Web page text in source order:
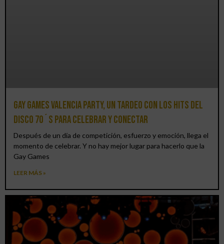
Gay Games Valencia Party, un tardeo con los hits del
DISCO 70´S para celebrar y conectar
Después de un día de competición, esfuerzo y emoción, llega el
momento de celebrar. Y no hay mejor lugar para hacerlo que la
Gay Games
LEER MÁS »